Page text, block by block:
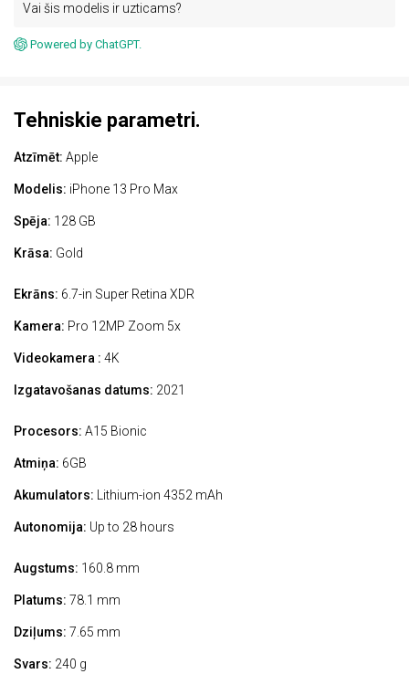
Vai šis modelis ir uzticams?
Powered by ChatGPT.
Tehniskie parametri.
Atzīmēt: Apple
Modelis: iPhone 13 Pro Max
Spēja: 128 GB
Krāsa: Gold
Ekrāns: 6.7-in Super Retina XDR
Kamera: Pro 12MP Zoom 5x
Videokamera : 4K
Izgatavošanas datums: 2021
Procesors: A15 Bionic
Atmiņa: 6GB
Akumulators: Lithium-ion 4352 mAh
Autonomija: Up to 28 hours
Augstums: 160.8 mm
Platums: 78.1 mm
Dziļums: 7.65 mm
Svars: 240 g